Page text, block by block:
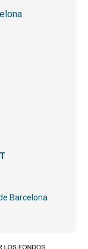
Barcelona